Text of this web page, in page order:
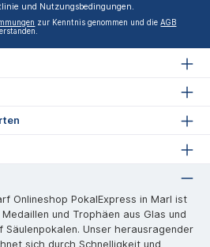
und Nutzungsbedingungen.
zur Kenntnis genommen und dieAGB
Onlineshop PokalExpress in Marl ist
und Trophäen aus Glas und
Säulenpokalen. Unser herausragender
sich durch Schnelligkeit und